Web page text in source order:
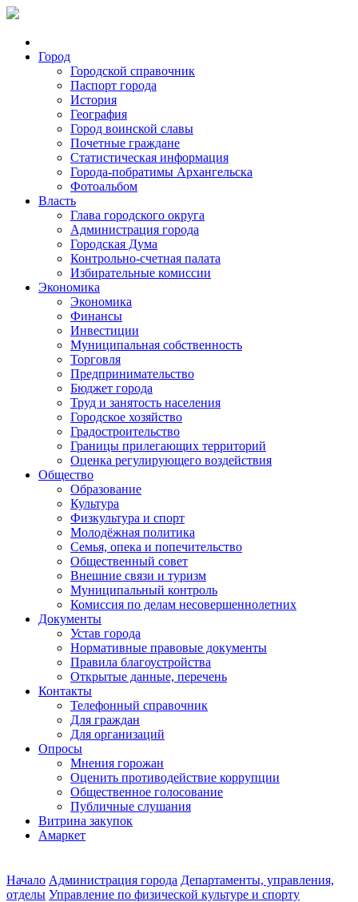
Город
Городской справочник
Паспорт города
История
География
Город воинской славы
Почетные граждане
Статистическая информация
Города-побратимы Архангельска
Фотоальбом
Власть
Глава городского округа
Администрация города
Городская Дума
Контрольно-счетная палата
Избирательные комиссии
Экономика
Экономика
Финансы
Инвестиции
Муниципальная собственность
Торговля
Предпринимательство
Бюджет города
Труд и занятость населения
Городское хозяйство
Градостроительство
Границы прилегающих территорий
Оценка регулирующего воздействия
Общество
Образование
Культура
Физкультура и спорт
Молодёжная политика
Семья, опека и попечительство
Общественный совет
Внешние связи и туризм
Муниципальный контроль
Комиссия по делам несовершеннолетних
Документы
Устав города
Нормативные правовые документы
Правила благоустройства
Открытые данные, перечень
Контакты
Телефонный справочник
Для граждан
Для организаций
Опросы
Мнения горожан
Оценить противодействие коррупции
Общественное голосование
Публичные слушания
Витрина закупок
Амаркет
Начало Администрация города Департаменты, управления,
отделы Управление по физической культуре и спорту